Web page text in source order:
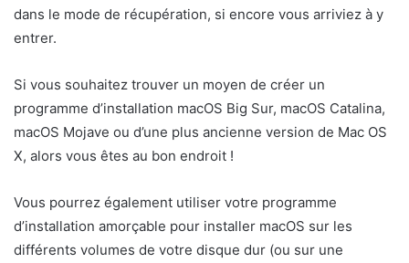
dans le mode de récupération, si encore vous arriviez à y
entrer.
Si vous souhaitez trouver un moyen de créer un
programme d’installation macOS Big Sur, macOS Catalina,
macOS Mojave ou d’une plus ancienne version de Mac OS
X, alors vous êtes au bon endroit !
Vous pourrez également utiliser votre programme
d’installation amorçable pour installer macOS sur les
différents volumes de votre disque dur (ou sur une